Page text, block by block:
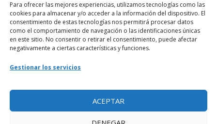
Para ofrecer las mejores experiencias, utilizamos tecnologías como las
cookies para almacenar y/o acceder a la información del dispositivo. El
consentimiento de estas tecnologías nos permitirá procesar datos
como el comportamiento de navegación o las identificaciones únicas
en este sitio. No consentir o retirar el consentimiento, puede afectar
negativamente a ciertas características y funciones.
Gestionar los servicios
ACEPTAR
Webmaster
soporte@fotosdlahabana.com
Nuestro e-mail:
Ir al grupo de Facebook